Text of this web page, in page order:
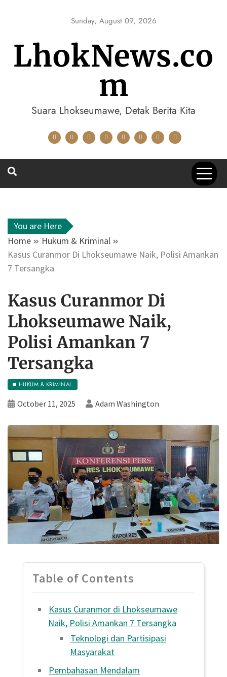
Sunday, August 09, 2026
LhokNews.co
m
Suara Lhokseumawe, Detak Berita Kita
You are Here
Home
Hukum & Kriminal
Kasus Curanmor Di Lhokseumawe Naik, Polisi Amankan
7 Tersangka
Kasus Curanmor Di
Lhokseumawe Naik,
Polisi Amankan 7
Tersangka
HUKUM & KRIMINAL
October 11, 2025 Adam Washington
Table of Contents
Kasus Curanmor di Lhokseumawe
Naik, Polisi Amankan 7 Tersangka
Teknologi dan Partisipasi
Masyarakat
Pembahasan Mendalam